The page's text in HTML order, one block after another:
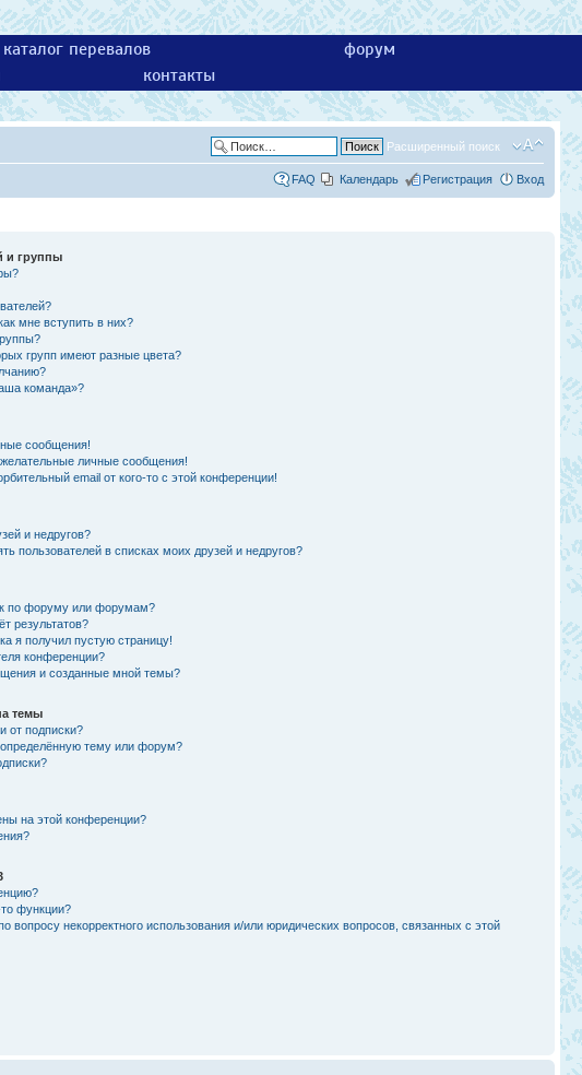
каталог перевалов
форум
контакты
Расширенный поиск
FAQ Календарь Регистрация Вход
и группы
мне вступить в них?
групп имеют разные цвета?
команда»?
сообщения!
личные сообщения!
email от кого-то с этой конференции!
и недругов?
пользователей в списках моих друзей и недругов?
по форуму или форумам?
результатов?
я получил пустую страницу!
конференции?
и созданные мной темы?
темы
от подписки?
тему или форум?
на этой конференции?
функции?
вопросу некорректного использования и/или юридических вопросов, связанных с этой